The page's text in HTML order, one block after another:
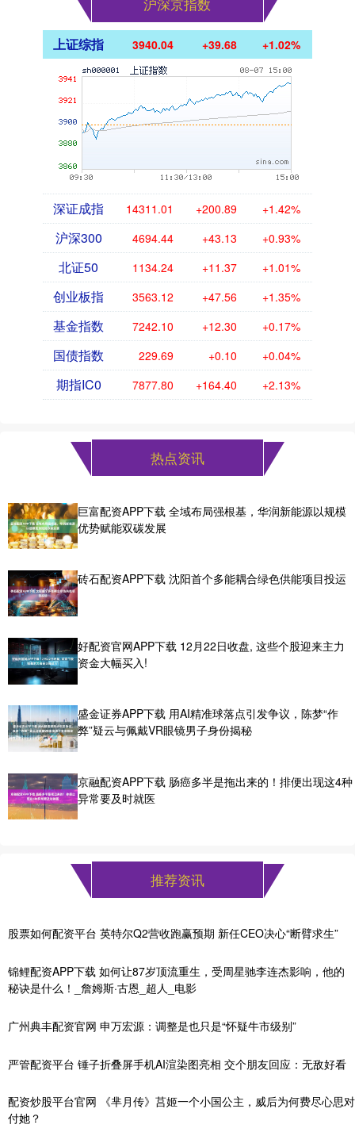
上证综指 3940.04 +39.68 +1.02%
深证成指 14311.01 +200.89 +1.42%
沪深300 4694.44 +43.13 +0.93%
北证50 1134.24 +11.37 +1.01%
创业板指 3563.12 +47.56 +1.35%
基金指数 7242.10 +12.30 +0.17%
国债指数 229.69 +0.10 +0.04%
期指IC0 7877.80 +164.40 +2.13%
热点资讯
巨富配资APP下载 全域布局强根基，华润新能源以规模
优势赋能双碳发展
砖石配资APP下载 沈阳首个多能耦合绿色供能项目投运
好配资官网APP下载 12月22日收盘, 这些个股迎来主力
资金大幅买入!
盛金证券APP下载 用AI精准球落点引发争议，陈梦“作
弊”疑云与佩戴VR眼镜男子身份揭秘
京融配资APP下载 肠癌多半是拖出来的！排便出现这4种
异常要及时就医
推荐资讯
股票如何配资平台 英特尔Q2营收跑赢预期 新任CEO决心“断臂求生”
锦鲤配资APP下载 如何让87岁顶流重生，受周星驰李连杰影响，他的
秘诀是什么！_詹姆斯·古恩_超人_电影
广州典丰配资官网 申万宏源：调整是也只是“怀疑牛市级别”
严管配资平台 锤子折叠屏手机AI渲染图亮相 交个朋友回应：无敌好看
配资炒股平台官网 《芈月传》莒姬一个小国公主，威后为何费尽心思对
付她？